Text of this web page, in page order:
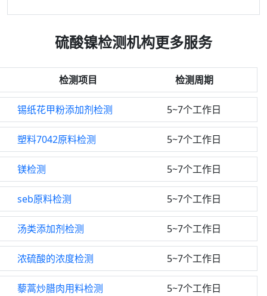
硫酸镍检测机构更多服务
检测项目 检测周期
锡纸花甲粉添加剂检测 5~7个工作日
塑料7042原料检测 5~7个工作日
镁检测 5~7个工作日
seb原料检测 5~7个工作日
汤类添加剂检测 5~7个工作日
浓硫酸的浓度检测 5~7个工作日
藜蒿炒腊肉用料检测 5~7个工作日